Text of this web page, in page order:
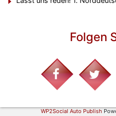
Folgen
WP2Social Auto Publish